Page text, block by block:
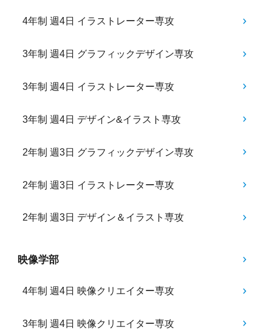
4年制 週4日 イラストレーター専攻
3年制 週4日 グラフィックデザイン専攻
3年制 週4日 イラストレーター専攻
3年制 週4日 デザイン&イラスト専攻
2年制 週3日 グラフィックデザイン専攻
2年制 週3日 イラストレーター専攻
2年制 週3日 デザイン＆イラスト専攻
映像学部
4年制 週4日 映像クリエイター専攻
3年制 週4日 映像クリエイター専攻